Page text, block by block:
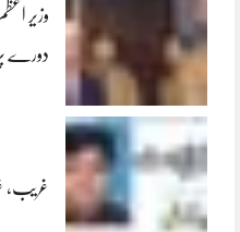
وزیر
دورے
غریب،